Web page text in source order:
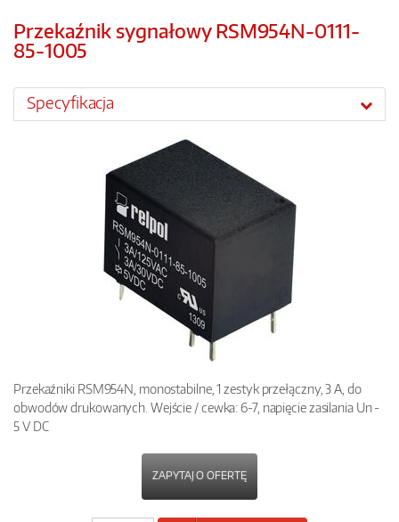
Przekaźnik sygnałowy RSM954N-0111-
85-1005
Specyfikacja
Przekaźniki RSM954N, monostabilne, 1 zestyk przełączny, 3 A, do
obwodów drukowanych. Wejście / cewka: 6-7, napięcie zasilania Un -
5 V DC
ZAPYTAJ O OFERTĘ